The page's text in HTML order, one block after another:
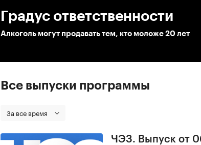
Градус ответственности
Алкоголь могут продавать тем, кто моложе 20 лет
Все выпуски программы
За все время
ЧЭЗ. Выпуск от